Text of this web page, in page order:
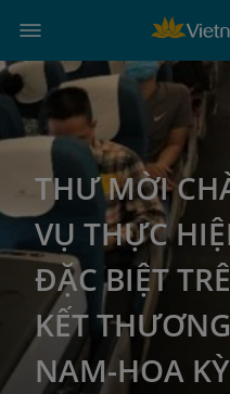
THƯ MỜI
VỤ THỰC
ĐẶC BIỆT
KẾT
NAM-HOA